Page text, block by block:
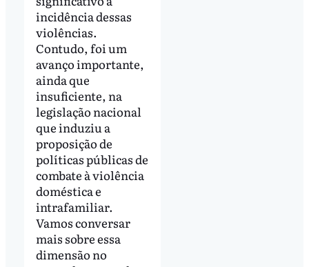
incidência dessas
violências.
Contudo, foi um
avanço importante,
ainda que
insuficiente, na
legislação nacional
que induziu a
proposição de
políticas públicas de
combate à violência
doméstica e
intrafamiliar.
Vamos conversar
mais sobre essa
dimensão no